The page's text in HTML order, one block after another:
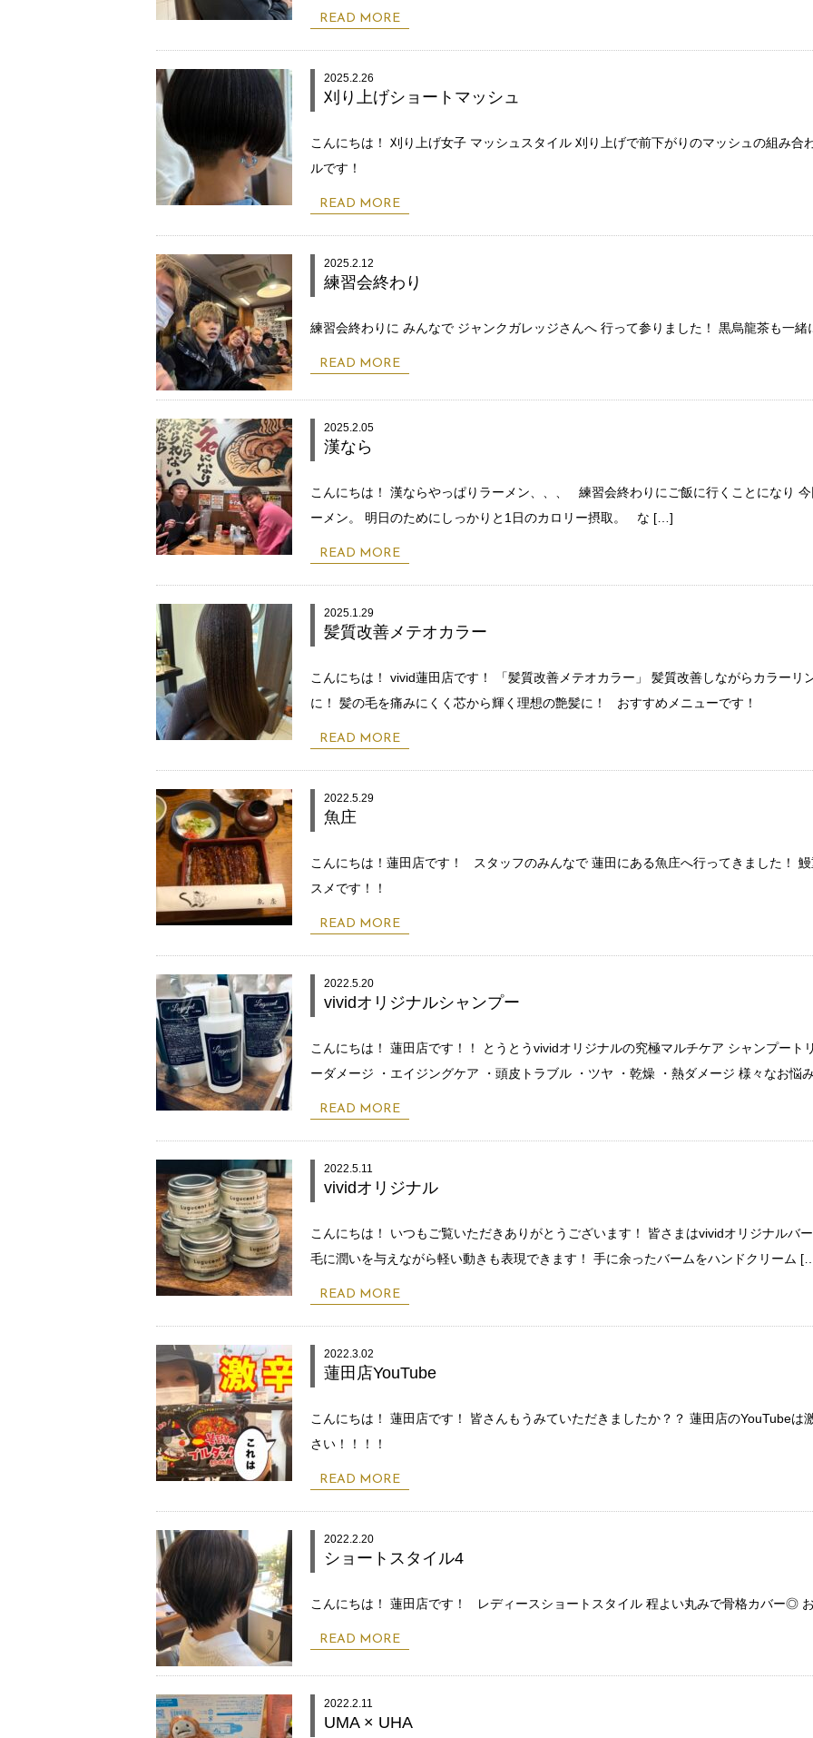
READ MORE
2025.2.26
刈り上げショートマッシュ
こんにちは！ 刈り上げ女子 マッシュスタイル 刈り上げで前下がりのマッシュの組み合
ルです！
READ MORE
2025.2.12
練習会終わり
練習会終わりに みんなで ジャンクガレッジさんへ 行って参りました！ 黒烏龍茶も一
READ MORE
2025.2.05
漢なら
こんにちは！ 漢ならやっぱりラーメン、、、 練習会終わりにご飯に行くことになり
ーメン。 明日のためにしっかりと1日のカロリー摂取。 な […]
READ MORE
2025.1.29
髪質改善メテオカラー
こんにちは！ vivid蓮田店です！ 「髪質改善メテオカラー」 髪質改善しながらカラーリ
に！ 髪の毛を痛みにくく芯から輝く理想の艶髪に！ おすすめメニューです！
READ MORE
2022.5.29
魚庄
こんにちは！蓮田店です！ スタッフのみんなで 蓮田にある魚庄へ行ってきました！
スメです！！
READ MORE
2022.5.20
vividオリジナルシャンプー
こんにちは！ 蓮田店です！！ とうとうvividオリジナルの究極マルチケア シャンプート
ーダメージ ・エイジングケア ・頭皮トラブル ・ツヤ ・乾燥 ・熱ダメージ 様々なお悩
READ MORE
2022.5.11
vividオリジナル
こんにちは！ いつもご覧いただきありがとうございます！ 皆さまはvividオリジナル
毛に潤いを与えながら軽い動きも表現できます！ 手に余ったバームをハンドクリーム
READ MORE
2022.3.02
蓮田店YouTube
こんにちは！ 蓮田店です！ 皆さんもうみていただきましたか？？ 蓮田店のYouTube
さい！！！！
READ MORE
2022.2.20
ショートスタイル4
こんにちは！ 蓮田店です！ レディースショートスタイル 程よい丸みで骨格カバー◎
READ MORE
2022.2.11
UMA × UHA